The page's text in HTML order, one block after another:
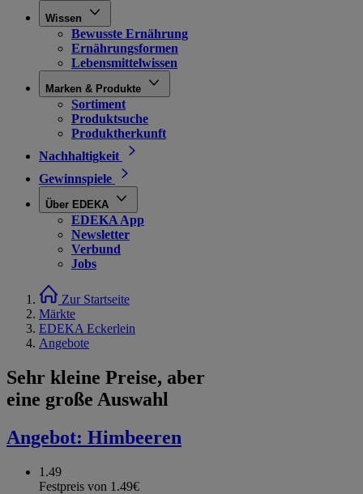
Wissen
Bewusste Ernährung
Ernährungsformen
Lebensmittelwissen
Marken & Produkte
Sortiment
Produktsuche
Produktherkunft
Nachhaltigkeit
Gewinnspiele
Über EDEKA
EDEKA App
Newsletter
Verbund
Jobs
Zur Startseite
Märkte
EDEKA Eckerlein
Angebote
Sehr kleine Preise, aber
eine große Auswahl
Angebot: Himbeeren
1.49
Festpreis von 1.49€